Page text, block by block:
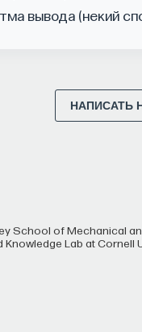
вывода (некий
НАПИСАТЬ
Knowledge Lab at Cornell